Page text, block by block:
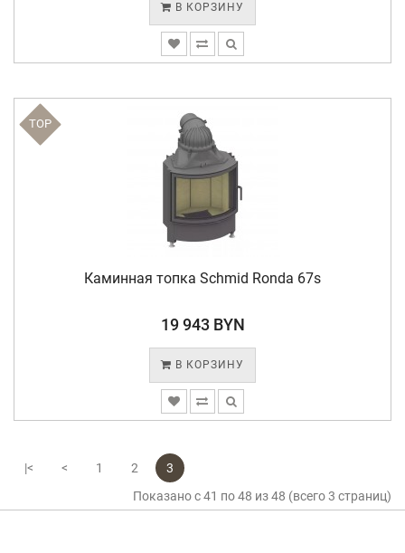
В КОРЗИНУ
TOP
Каминная топка Schmid Ronda 67s
19 943 BYN
В КОРЗИНУ
|< < 1 2
3
Показано с 41 по 48 из 48 (всего 3 страниц)